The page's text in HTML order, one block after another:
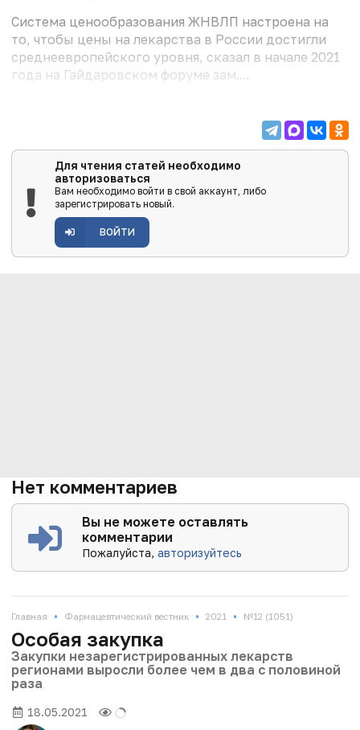
Система ценообразования ЖНВЛП настроена на
то, чтобы цены на лекарства в России достигли
среднеевропейского уровня, сказал в начале 2021
года на Гайдаровском форуме зам....
Для чтения статей необходимо
авторизоваться
Вам необходимо войти в свой аккаунт, либо
зарегистрировать новый.
ВОЙТИ
Нет комментариев
Вы не можете оставлять
комментарии
Пожалуйста,авторизуйтесь
Главная • Фармацевтический вестник • 2021 • №12 (1051)
Особая закупка
Закупки незарегистрированных лекарств
регионами выросли более чем в два с половиной
раза
18.05.2021